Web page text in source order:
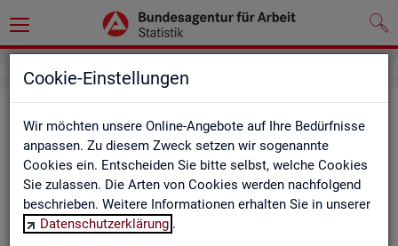
Cookie-Einstellungen
Wir möchten unsere Online-Angebote auf Ihre Bedürfnisse
anpassen. Zu diesem Zweck setzen wir sogenannte
Cookies ein. Entscheiden Sie bitte selbst, welche Cookies
Sie zulassen. Die Arten von Cookies werden nachfolgend
beschrieben. Weitere Informationen erhalten Sie in unserer
Datenschutzerklärung .
Aus­bil­dungs­markt
Das Da­sh­board zeigt die wich­tigs­ten Daten zum Aus­bil­dungs­
markt in in­ter­ak­ti­ven Gra­fi­ken und Ta­bel­len. Für Deutsch­land,
Län­der, Krei­se, Agen­tur­be­zir­ke und Ar­beits­markt­re­gio­nen bil­
det es ge­mel­de­te Be­wer­be­rin­nen und Be­wer­ber sowie Be­rufs­
aus­bil­dungs­stel­len nach ge­frag­ten Merk­ma­len ab, bei­spiels­